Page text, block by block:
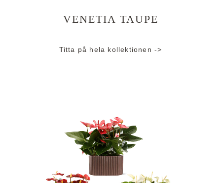
VENETIA TAUPE
Titta på hela kollektionen ->